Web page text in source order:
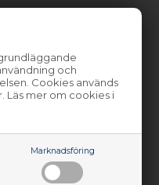
och
Cookies används
Läs mer om cookies i
Marknadsföring